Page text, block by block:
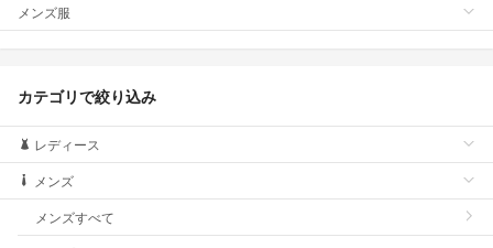
メンズ服
カテゴリで絞り込み
レディース
メンズ
メンズすべて